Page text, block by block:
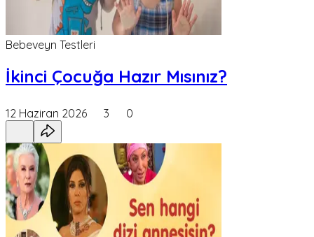
Bebeveyn Testleri
İkinci Çocuğa Hazır Mısınız?
12 Haziran 2026 3 0